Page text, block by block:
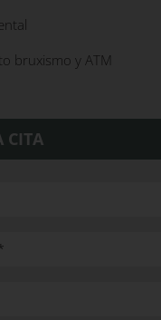
bruxismo y ATM
CITA